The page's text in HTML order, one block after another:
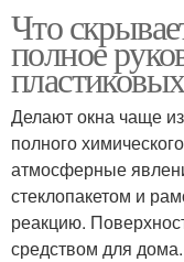
Что
полное
Делают окна чаще
полного
атмосферные
стеклопакетом и
реакцию.
средством для дома.